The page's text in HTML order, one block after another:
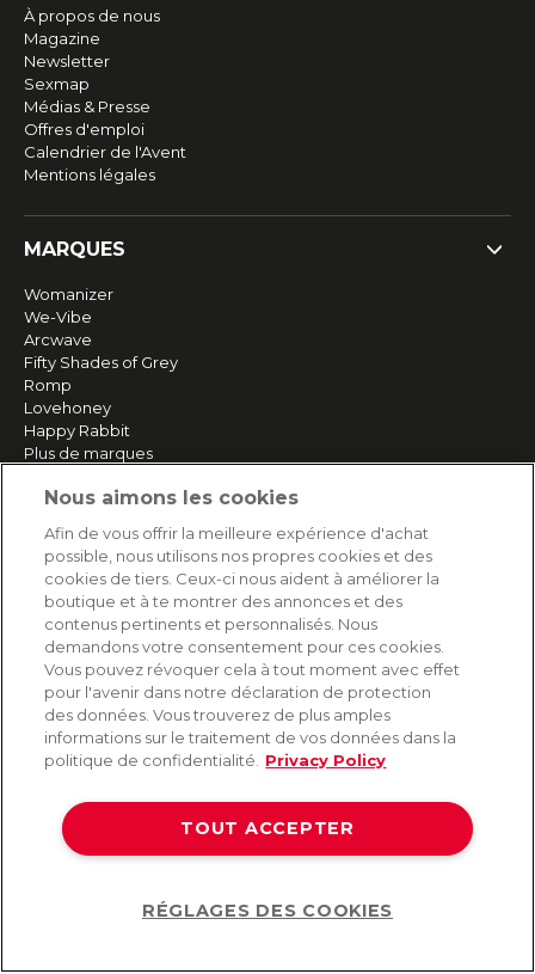
À propos de nous
Magazine
Newsletter
Sexmap
Médias & Presse
Offres d'emploi
Calendrier de l'Avent
Mentions légales
MARQUES
Womanizer
We-Vibe
Arcwave
Fifty Shades of Grey
Romp
Lovehoney
Happy Rabbit
Plus de marques
SERVICE
Livraison rapide et gratuite
Retours & remboursements
Paiement sécurisé
AIDE
Contact
Livraison et expédition
Foire aux questions
Protection des données
Nous aimons les cookies
Afin de vous offrir la meilleure expérience d'achat
possible, nous utilisons nos propres cookies et des
cookies de tiers. Ceux-ci nous aident à améliorer la
boutique et à te montrer des annonces et des
contenus pertinents et personnalisés. Nous
demandons votre consentement pour ces cookies.
Vous pouvez révoquer cela à tout moment avec effet
pour l'avenir dans notre déclaration de protection
des données. Vous trouverez de plus amples
informations sur le traitement de vos données dans la
politique de confidentialité.
Privacy Policy
TOUT ACCEPTER
RÉGLAGES DES COOKIES